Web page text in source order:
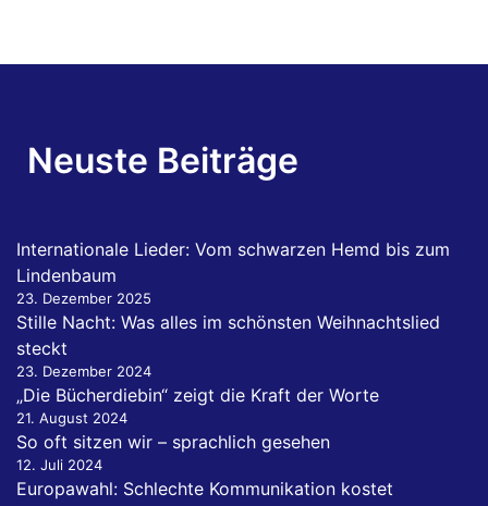
Neuste Beiträge
Internationale Lieder: Vom schwarzen Hemd bis zum
Lindenbaum
23. Dezember 2025
Stille Nacht: Was alles im schönsten Weihnachtslied
steckt
23. Dezember 2024
„Die Bücherdiebin“ zeigt die Kraft der Worte
21. August 2024
So oft sitzen wir – sprachlich gesehen
12. Juli 2024
Europawahl: Schlechte Kommunikation kostet